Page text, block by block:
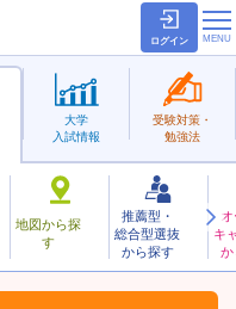
ログイン
地図から探
す
推薦型・
総合型選抜
から探す
キ
か
大学
入試情報
受験対策・
勉強法
お気に入り